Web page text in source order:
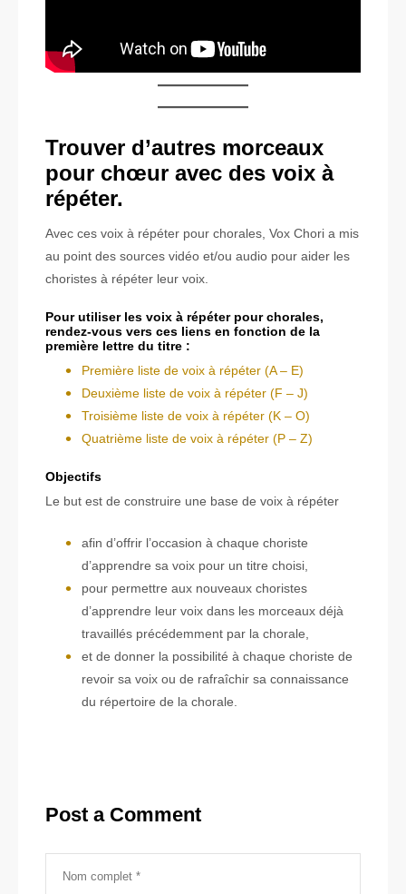
Trouver d’autres morceaux
pour chœur avec des voix à
répéter.
Avec ces voix à répéter pour chorales, Vox Chori a mis
au point des sources vidéo et/ou audio pour aider les
choristes à répéter leur voix.
Pour utiliser les voix à répéter pour chorales,
rendez-vous vers ces liens en fonction de la
première lettre du titre :
Première liste de voix à répéter (A – E)
Deuxième liste de voix à répéter (F – J)
Troisième liste de voix à répéter (K – O)
Quatrième liste de voix à répéter (P – Z)
Objectifs
Le but est de construire une base de voix à répéter
afin d’offrir l’occasion à chaque choriste
d’apprendre sa voix pour un titre choisi,
pour permettre aux nouveaux choristes
d’apprendre leur voix dans les morceaux déjà
travaillés précédemment par la chorale,
et de donner la possibilité à chaque choriste de
revoir sa voix ou de rafraîchir sa connaissance
du répertoire de la chorale.
Post a Comment